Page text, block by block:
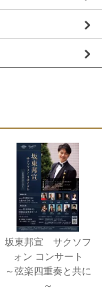
坂東邦宣 サクソフ
ォン コンサート
～弦楽四重奏と共に
～